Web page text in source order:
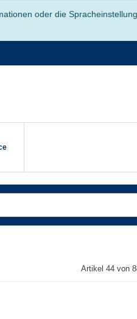
oder die
Artikel 44 von